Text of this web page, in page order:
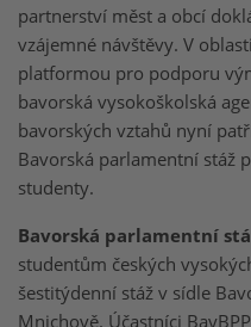
partnerství měst a obcí
vzájemné návštěvy. V
platformou pro podporu
bavorská vysokoškolská
bavorských vztahů nyní
Bavorská parlamentní stáž
studenty.
Bavorská parlamentní
studentům českých
šestitýdenní stáž v sídle
Mnichově. Účastníci